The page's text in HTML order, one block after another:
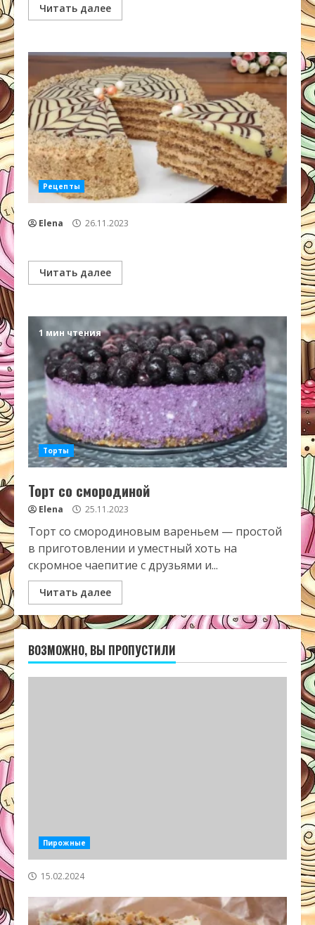
Читать далее
Рецепты
Elena 26.11.2023
Читать далее
1 мин чтения
Торты
Торт со смородиной
Elena 25.11.2023
Торт со смородиновым вареньем — простой
в приготовлении и уместный хоть на
скромное чаепитие с друзьями и...
Читать далее
ВОЗМОЖНО, ВЫ ПРОПУСТИЛИ
Пирожные
15.02.2024